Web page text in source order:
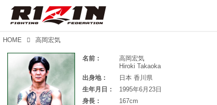
HOME 高岡宏気
名前：
高岡宏気
Hiroki Takaoka
出身地：
日本 香川県
生年月日：
1995年6月23日
身長：
167cm